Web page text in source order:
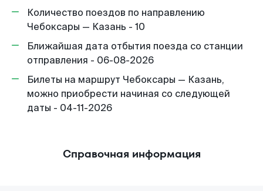
Количество поездов по направлению
Чебоксары — Казань - 10
Ближайшая дата отбытия поезда со станции
отправления - 06-08-2026
Билеты на маршрут Чебоксары — Казань,
можно приобрести начиная со следующей
даты - 04-11-2026
Справочная информация